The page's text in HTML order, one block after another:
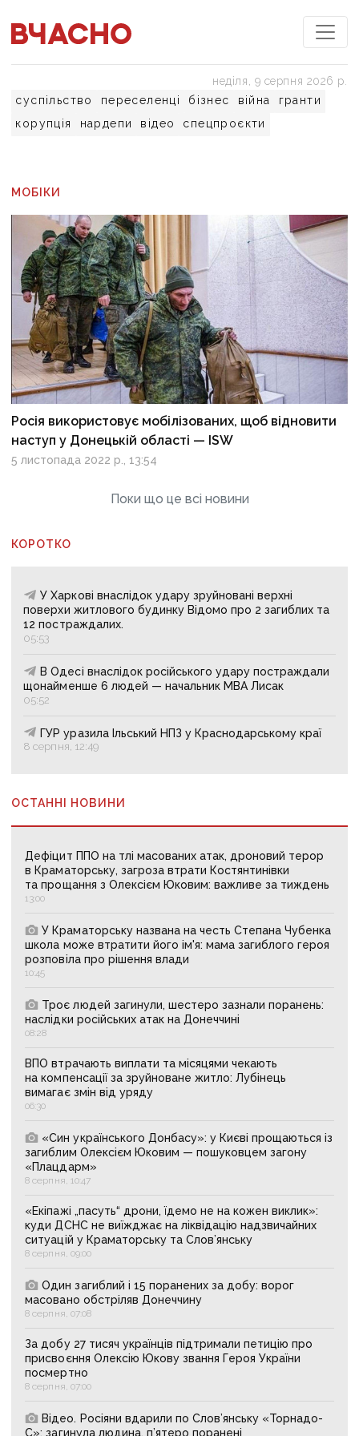
суспільство переселенці бізнес війна
гранти
корупція
нардепи відео спецпроєкти
неділя, 9 серпня 2026 р.
МОБІКИ
Росія використовує мобілізованих, щоб відновити
наступ у Донецькій області — ISW
5 листопада 2022 р., 13:54
Поки що це всі новини
КОРОТКО
У Харкові внаслідок удару зруйновані верхні
поверхи житлового будинку Відомо про 2 загиблих та
12 постраждалих.
05:53
В Одесі внаслідок російського удару постраждали
щонайменше 6 людей — начальник МВА Лисак
05:52
ГУР уразила Ільський НПЗ у Краснодарському краї
8 серпня, 12:49
ОСТАННІ НОВИНИ
Дефіцит ППО на тлі масованих атак, дроновий терор
в Краматорську, загроза втрати Костянтинівки
та прощання з Олексієм Юковим: важливе за тиждень
13:00
У Краматорську названа на честь Степана Чубенка
школа може втратити його ім'я: мама загиблого героя
розповіла про рішення влади
10:45
Троє людей загинули, шестеро зазнали поранень:
наслідки російських атак на Донеччині
08:28
ВПО втрачають виплати та місяцями чекають
на компенсації за зруйноване житло: Лубінець
вимагає змін від уряду
06:30
«Син українського Донбасу»: у Києві прощаються із
загиблим Олексієм Юковим — пошуковцем загону
«Плацдарм»
8 серпня, 10:47
«Екіпажі „пасуть“ дрони, їдемо не на кожен виклик»:
куди ДСНС не виїжджає на ліквідацію надзвичайних
ситуацій у Краматорську та Слов’янську
8 серпня, 09:00
Один загиблий і 15 поранених за добу: ворог
масовано обстріляв Донеччину
8 серпня, 07:08
За добу 27 тисяч українців підтримали петицію про
присвоєння Олексію Юкову звання Героя України
посмертно
8 серпня, 07:00
Відео. Росіяни вдарили по Слов’янську «Торнадо-
С»: загинула людина, п’ятеро поранені